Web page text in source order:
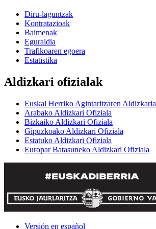
Diru-laguntzak
Kontratazioak
Baimenak
Eguraldia
Trafikoaren egoera
Estatistika
Aldizkari ofizialak
Euskal Herriko Agintaritzaren Aldizkaria
Arabako Aldizkari Ofiziala
Bizkaiko Aldizkari Ofiziala
Gipuzkoako Aldizkari Ofiziala
Estatuko Aldizkari Ofiziala
Europar Batasuneko Aldizkari Ofiziala
Versión en español